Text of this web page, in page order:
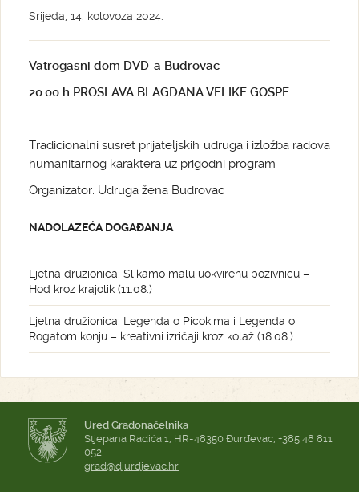
Srijeda, 14. kolovoza 2024.
Vatrogasni dom DVD-a Budrovac
20:00 h PROSLAVA BLAGDANA VELIKE GOSPE
Tradicionalni susret prijateljskih udruga i izložba radova
humanitarnog karaktera uz prigodni program
Organizator: Udruga žena Budrovac
NADOLAZEĆA DOGAĐANJA
Ljetna družionica: Slikamo malu uokvirenu pozivnicu –
Hod kroz krajolik (11.08.)
Ljetna družionica: Legenda o Picokima i Legenda o
Rogatom konju – kreativni izričaji kroz kolaž (18.08.)
Ured Gradonačelnika
Stjepana Radića 1, HR-48350 Đurđevac, +385 48 811
052
grad@djurdjevac.hr